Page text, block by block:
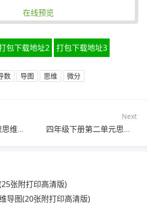
在线预览
包下载地址2 打包下载地址3
数 导图 思维 微分
地方导游基础知识思维导图(25张精选版)
Next
四年级下册第二单元思维导图怎么画(23张可打印)
张附打印高清版)
导图(20张附打印高清版)